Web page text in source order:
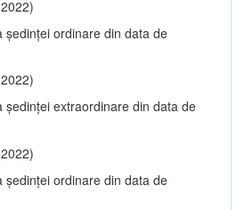
şedinţei ordinare din data de
şedinţei extraordinare din data de
şedinţei ordinare din data de